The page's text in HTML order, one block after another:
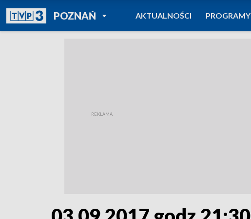
POZNAŃPOWRÓT DO
TVP REGIONY
AKTUALNOŚCI PROGRAMY